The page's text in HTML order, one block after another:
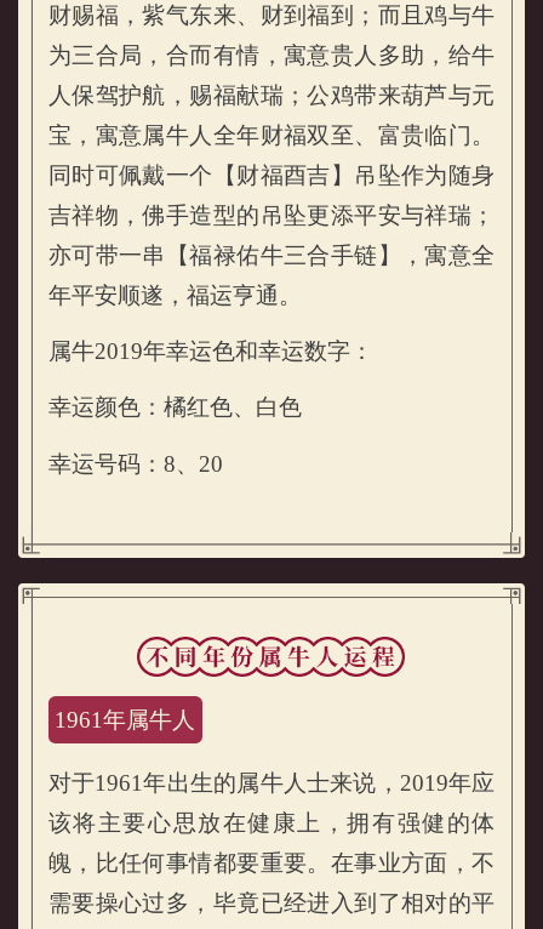
属牛的人2019年开运锦囊
财赐福，紫气东来、财到福到；而且鸡与牛
为三合局，合而有情，寓意贵人多助，给牛
人保驾护航，赐福献瑞；公鸡带来葫芦与元
宝，寓意属牛人全年财福双至、富贵临门。
同时可佩戴一个【财福酉吉】吊坠作为随身
吉祥物，佛手造型的吊坠更添平安与祥瑞；
亦可带一串【福禄佑牛三合手链】，寓意全
年平安顺遂，福运亨通。
属牛2019年幸运色和幸运数字：
幸运颜色：橘红色、白色
幸运号码：8、20
不同年份属牛人2019年运程
1961年属牛人
对于1961年出生的属牛人士来说，2019年应
该将主要心思放在健康上，拥有强健的体
魄，比任何事情都要重要。在事业方面，不
需要操心过多，毕竟已经进入到了相对的平